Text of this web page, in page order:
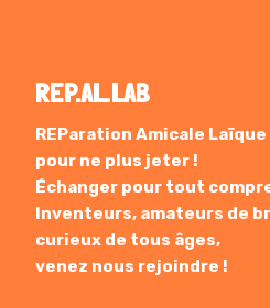
REP.AL.LAB
REParation Amicale
pour ne plus jeter !
Échanger pour tout
Inventeurs, amateurs de
curieux de tous âges,
venez nous rejoindre !